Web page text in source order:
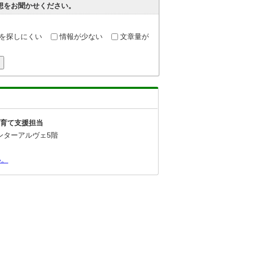
お聞かせください。
探しにくい 情報が少ない
文章量が
て支援担当
ーアルヴェ5階